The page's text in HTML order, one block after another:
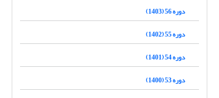
دوره 56 (1403)
دوره 55 (1402)
دوره 54 (1401)
دوره 53 (1400)